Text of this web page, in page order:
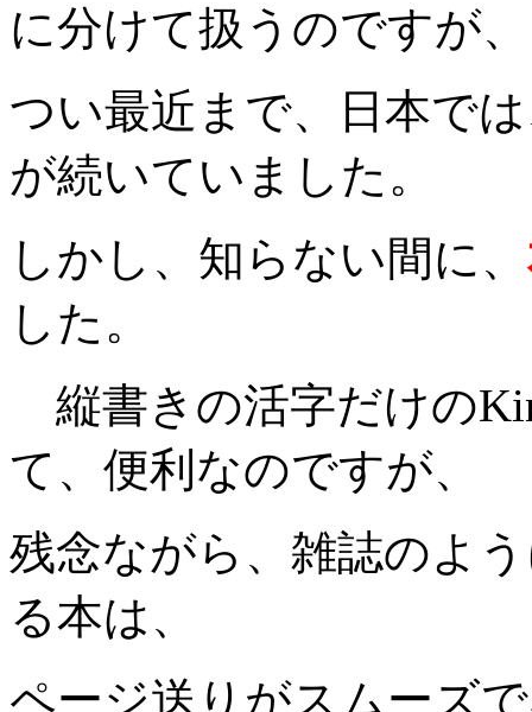
に分けて扱うのですが、
つい最近まで、日本で
が続いていました。
しかし、知らない間に、
した。
縦書きの活字だけの
て、便利なのですが、
残念ながら、雑誌のよ
る本は、
ページ送りがスムーズ